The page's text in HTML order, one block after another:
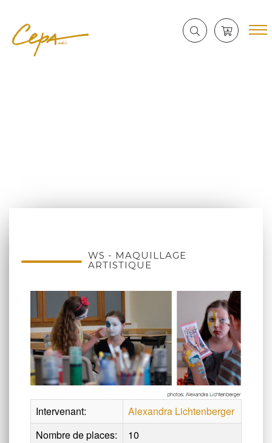
WS - MAQUILLAGE
ARTISTIQUE
Intervenant:
Alexandra Lichtenberger
Nombre de places:
10